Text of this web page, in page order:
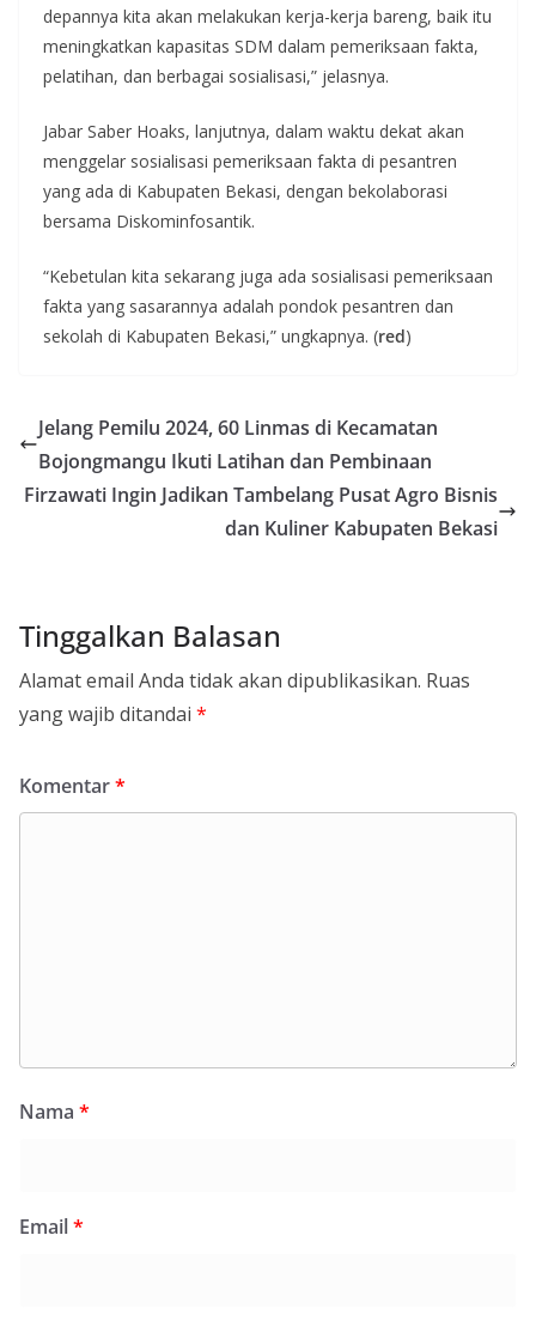
depannya kita akan melakukan kerja-kerja bareng, baik itu
meningkatkan kapasitas SDM dalam pemeriksaan fakta,
pelatihan, dan berbagai sosialisasi,” jelasnya.
Jabar Saber Hoaks, lanjutnya, dalam waktu dekat akan
menggelar sosialisasi pemeriksaan fakta di pesantren
yang ada di Kabupaten Bekasi, dengan bekolaborasi
bersama Diskominfosantik.
“Kebetulan kita sekarang juga ada sosialisasi pemeriksaan
fakta yang sasarannya adalah pondok pesantren dan
sekolah di Kabupaten Bekasi,” ungkapnya. (red)
Jelang Pemilu 2024, 60 Linmas di Kecamatan
Bojongmangu Ikuti Latihan dan Pembinaan
Firzawati Ingin Jadikan Tambelang Pusat Agro Bisnis
dan Kuliner Kabupaten Bekasi
Tinggalkan Balasan
Alamat email Anda tidak akan dipublikasikan. Ruas
yang wajib ditandai *
Komentar*
Nama *
Email*